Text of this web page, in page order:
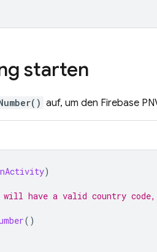
starten
auf, um den Firebase
)
have a valid country code,
()